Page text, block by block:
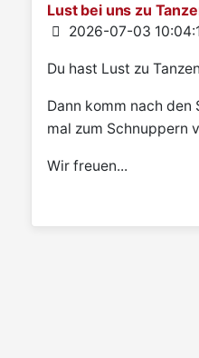
Lust bei uns zu
Details
2026-07-03
Du hast Lust zu
Dann komm nach
mal zum Schnuppern
Wir freuen...